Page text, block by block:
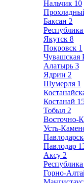
Нальчик 10
Баксан 2
Якутск 8
Покровск 1
Чувашская
Алатырь 3
Ядрин 2
Шумерля 1
Костанай
Тобыл 2
Восточно-
Усть-
Павлодар
Аксу 2
Горно-